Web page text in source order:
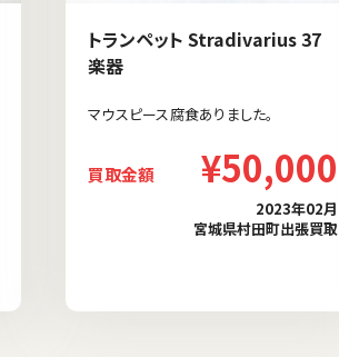
トランペット Stradivarius 37
楽器
マウスピース腐食ありました。
買取金額 ¥50,000
2023年02月
宮城県村田町出張買取